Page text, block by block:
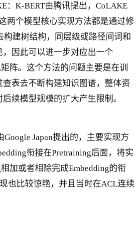
：K-BERT由腾讯提出，CoLAKE
两个模型核心实现方法都是通过修
构建树结构，同层级或路径间词和
，因此可以进一步对应出一个
阵。这个方法的问题主要是在训
表去不断构建知识图谱，整体资
续模型规模的扩大产生限制。
Google Japan提出的，主要实现方
衔接在Pretraining后面，将实
加或者相除完成Embedding的衔
也比较惊艳，并且当时在ACL连续